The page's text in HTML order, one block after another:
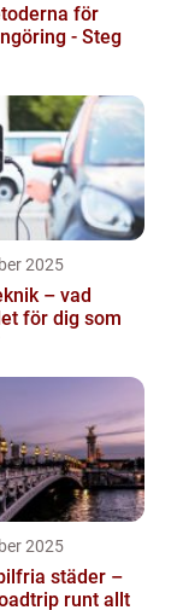
för
- Steg
2025
– vad
för dig som
2025
städer –
runt allt